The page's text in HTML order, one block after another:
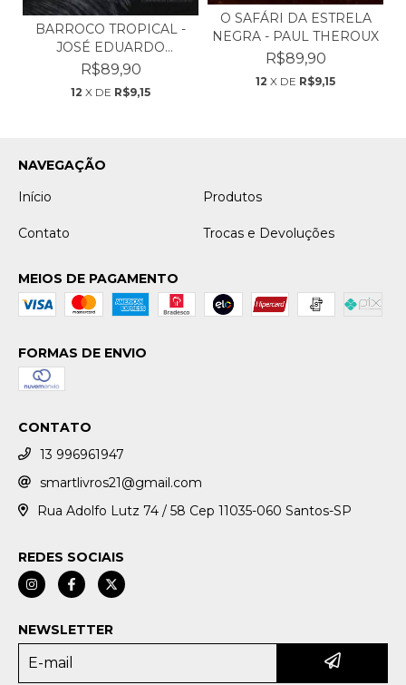
BARROCO TROPICAL -
JOSÉ EDUARDO
AGUALUSA
R$89,90
12 X DE R$9,15
O SAFÁRI DA ESTRELA
NEGRA - PAUL THEROUX
R$89,90
12 X DE R$9,15
NAVEGAÇÃO
Início
Produtos
Contato Trocas e Devoluções
MEIOS DE PAGAMENTO
FORMAS DE ENVIO
CONTATO
13 996961947
smartlivros21@gmail.com
Rua Adolfo Lutz 74 / 58 Cep 11035-060 Santos-SP
REDES SOCIAIS
NEWSLETTER